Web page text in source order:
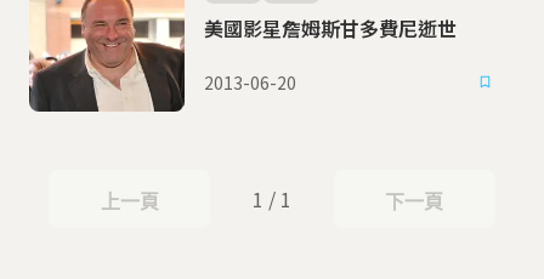
美國影星詹姆斯甘多費尼逝世
2013-06-20
上一頁
上一頁 1 / 1 下一頁
下一頁